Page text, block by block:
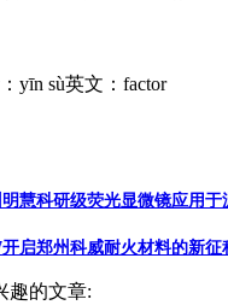
yīn sù英文：factor
明慧科研级荧光显微镜应用于
开启郑州科威耐火材料的新征
趣的文章: